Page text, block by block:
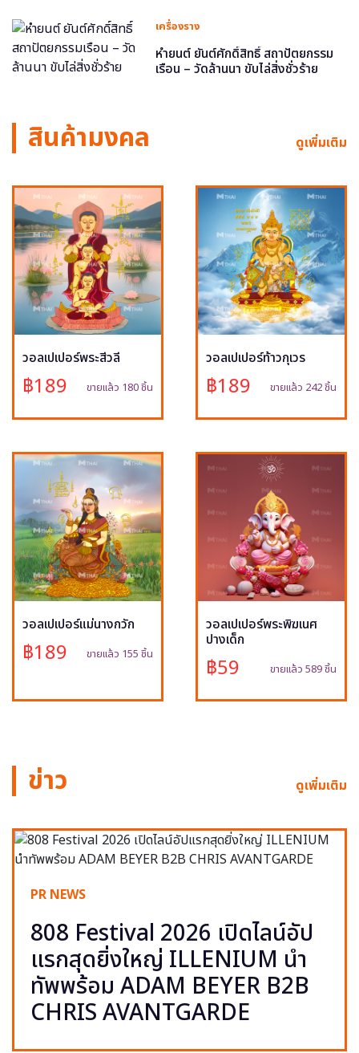
เครื่องราง
หำยนต์ ยันต์ศักดิ์สิทธิ์ สถาปัตยกรรม
เรือน – วัดล้านนา ขับไล่สิ่งชั่วร้าย
สินค้ามงคล ดูเพิ่มเติม
วอลเปเปอร์พระสีวลี
฿189 ขายแล้ว 180 ชิ้น
วอลเปเปอร์ท้าวกุเวร
฿189 ขายแล้ว 242 ชิ้น
วอลเปเปอร์แม่นางกวัก
฿189 ขายแล้ว 155 ชิ้น
วอลเปเปอร์พระพิฆเนศ
ปางเด็ก
฿59 ขายแล้ว 589 ชิ้น
ข่าว ดูเพิ่มเติม
PR NEWS
808 Festival 2026 เปิดไลน์อัป
แรกสุดยิ่งใหญ่ ILLENIUM นำ
ทัพพร้อม ADAM BEYER B2B
CHRIS AVANTGARDE